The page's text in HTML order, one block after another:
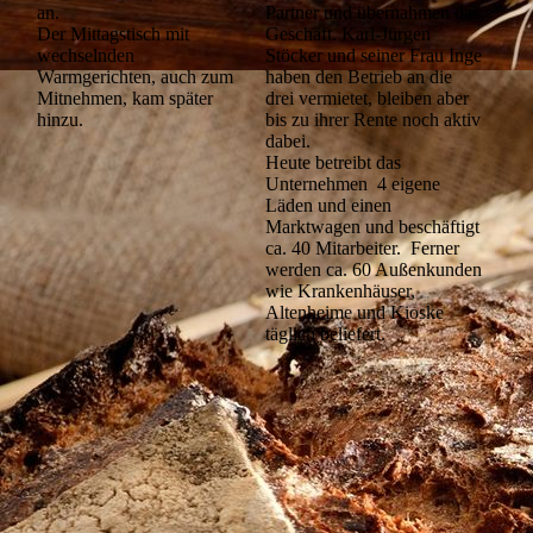
an.
Der Mittagstisch mit
wechselnden
Warmgerichten, auch zum
Mitnehmen, kam später
hinzu.
Partner und übernahmen das
Geschäft. Karl-Jürgen
Stöcker und seiner Frau Inge
haben den Betrieb an die
drei vermietet, bleiben aber
bis zu ihrer Rente noch aktiv
dabei.
Heute betreibt das
Unternehmen 4 eigene
Läden und einen
Marktwagen und beschäftigt
ca. 40 Mitarbeiter. Ferner
werden ca. 60 Außenkunden
wie Krankenhäuser,
Altenheime und Kioske
täglich beliefert.